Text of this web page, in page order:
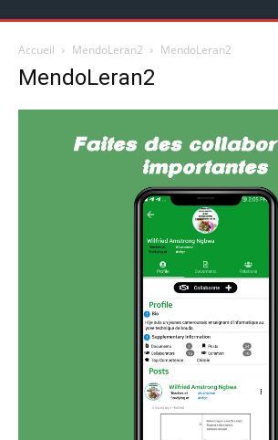
Accueil MendoLeran2 MendoLeran2
MendoLeran2